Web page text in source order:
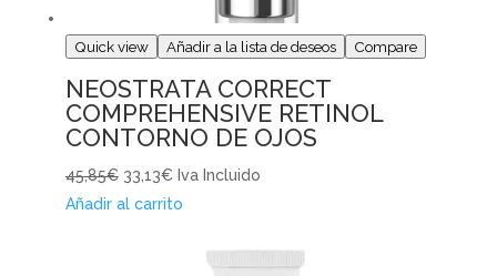
Quick view Añadir a la lista de deseos Compare
NEOSTRATA CORRECT
COMPREHENSIVE RETINOL
CONTORNO DE OJOS
45,85€ 33,13€ Iva Incluido
Añadir al carrito